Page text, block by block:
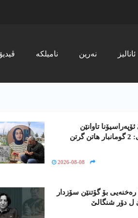
ڤیدیۆ نامیلکە نەرین ئانالیز
تاوانێن
2026-08-08
رەخنەیی بۆ گۆتنێن سۆزدار
ل دۆر شنگالێ